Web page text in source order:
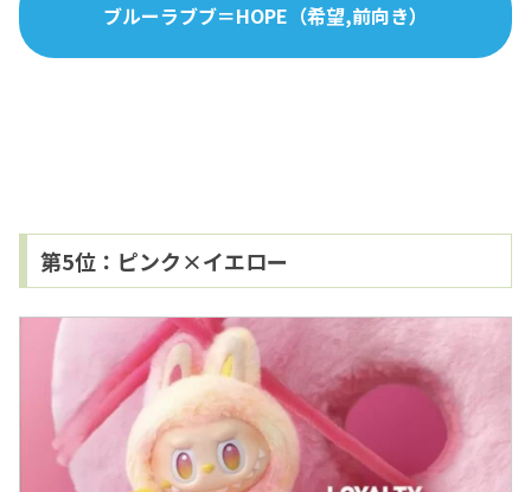
ブルーラブブ＝HOPE（希望,前向き）
第5位：ピンク×イエロー